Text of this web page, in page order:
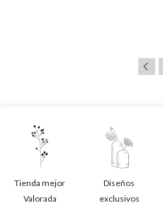
Tienda mejor
Valorada
Diseños
exclusivos